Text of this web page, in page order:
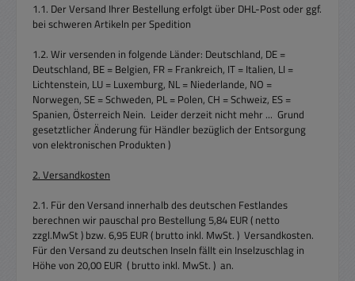
1.1. Der Versand Ihrer Bestellung erfolgt über DHL-Post oder ggf.
bei schweren Artikeln per Spedition
1.2. Wir versenden in folgende Länder: Deutschland, DE =
Deutschland, BE = Belgien, FR = Frankreich, IT = Italien, LI =
Lichtenstein, LU = Luxemburg, NL = Niederlande, NO =
Norwegen, SE = Schweden, PL = Polen, CH = Schweiz, ES =
Spanien, Österreich Nein. Leider derzeit nicht mehr ... Grund
gesetztlicher Änderung für Händler bezüglich der Entsorgung
von elektronischen Produkten )
2. Versandkosten
2.1. Für den Versand innerhalb des deutschen Festlandes
berechnen wir pauschal pro Bestellung 5,84 EUR ( netto
zzgl.MwSt ) bzw. 6,95 EUR ( brutto inkl. MwSt. ) Versandkosten.
Für den Versand zu deutschen Inseln fällt ein Inselzuschlag in
Höhe von 20,00 EUR ( brutto inkl. MwSt. ) an.